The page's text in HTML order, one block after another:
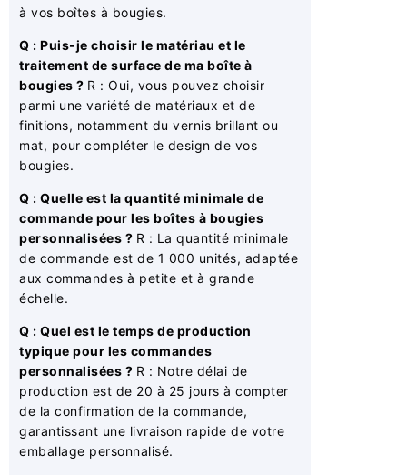
à vos boîtes à bougies.
Q : Puis-je choisir le matériau et le
traitement de surface de ma boîte à
bougies ? R : Oui, vous pouvez choisir
parmi une variété de matériaux et de
finitions, notamment du vernis brillant ou
mat, pour compléter le design de vos
bougies.
Q : Quelle est la quantité minimale de
commande pour les boîtes à bougies
personnalisées ? R : La quantité minimale
de commande est de 1 000 unités, adaptée
aux commandes à petite et à grande
échelle.
Q : Quel est le temps de production
typique pour les commandes
personnalisées ? R : Notre délai de
production est de 20 à 25 jours à compter
de la confirmation de la commande,
garantissant une livraison rapide de votre
emballage personnalisé.